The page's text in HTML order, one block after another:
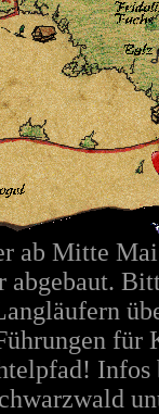
ab Mitte
abgebaut.
für
Infos